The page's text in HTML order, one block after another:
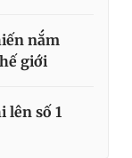
nắm
giới
lên số 1